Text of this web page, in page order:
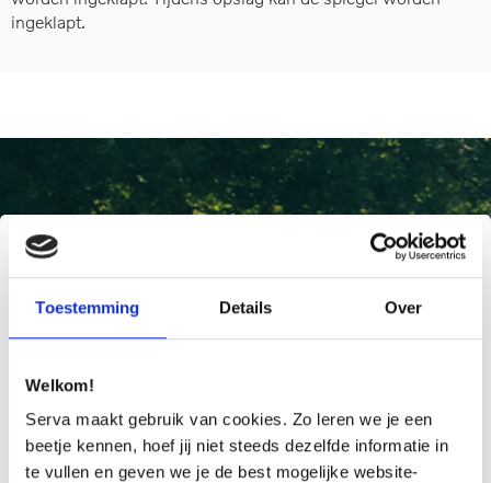
Toestemming Details Over
Welkom!
Serva maakt gebruik van cookies. Zo leren we je een
beetje kennen, hoef jij niet steeds dezelfde informatie in
te vullen en geven we je de best mogelijke website-
ingeklapt.
Interesse in een caravanspiegel
voor uw Volvo?
vrijblijvend een prijsopgave.
Naam *